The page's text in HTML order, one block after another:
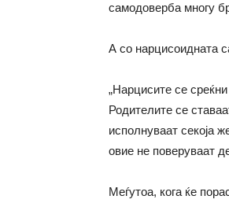
самодоверба многу
А со нарцисоидната
„Нарцисите се
Родителите се
исполнуваат секоја
овие не поверуваат
Меѓутоа, кога ќе